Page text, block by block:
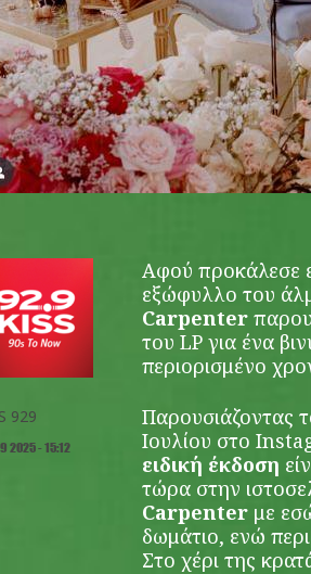
929
2025 - 15:12
Αφού προκάλεσε
εξώφυλλο του
Carpenter
του LP για ένα
περιορισμένο
Παρουσιάζοντας
Ιουλίου στο
ειδική έκδοση
τώρα στην
Carpenter με
δωμάτιο, ενώ
Στο χέρι της